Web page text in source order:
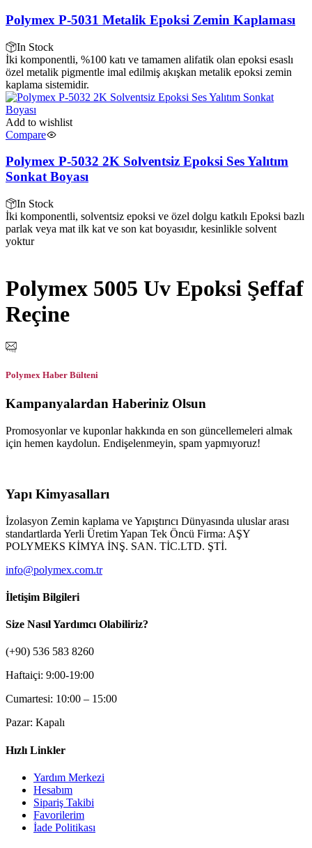
Polymex P-5031 Metalik Epoksi Zemin Kaplaması
In Stock
İki komponentli, %100 katı ve tamamen alifatik olan epoksi esaslı
özel metalik pigmentle imal edilmiş akışkan metalik epoksi zemin
kaplama sistemidir.
Add to wishlist
Compare
Polymex P-5032 2K Solventsiz Epoksi Ses Yalıtım
Sonkat Boyası
In Stock
İki komponentli, solventsiz epoksi ve özel dolgu katkılı Epoksi bazlı
parlak veya mat ilk kat ve son kat boyasıdır, kesinlikle solvent
yoktur
Polymex 5005 Uv Epoksi Şeffaf
Reçine
Polymex Haber Bülteni
Kampanyalardan Haberiniz Olsun
Promosyonlar ve kuponlar hakkında en son güncellemeleri almak
için hemen kaydolun. Endişelenmeyin, spam yapmıyoruz!
Yapı Kimyasalları
İzolasyon Zemin kaplama ve Yapıştırıcı Dünyasında uluslar arası
standartlarda Yerli Üretim Yapan Tek Öncü Firma: AŞY
POLYMEKS KİMYA İNŞ. SAN. TİC.LTD. ŞTİ.
info@polymex.com.tr
İletişim Bilgileri
Size Nasıl Yardımcı Olabiliriz?
(+90) 536 583 8260
Haftaiçi: 9:00-19:00
Cumartesi: 10:00 – 15:00
Pazar: Kapalı
Hızlı Linkler
Yardım Merkezi
Hesabım
Sipariş Takibi
Favorilerim
İade Politikası